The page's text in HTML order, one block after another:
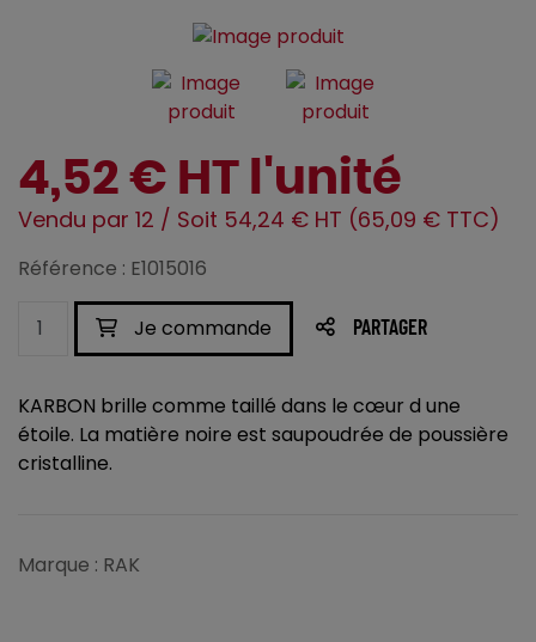
4,52 € HT l'unité
Vendu par 12 / Soit 54,24 € HT (65,09 € TTC)
Référence : E1015016
Je commande PARTAGER
KARBON brille comme taillé dans le cœur d une
étoile. La matière noire est saupoudrée de poussière
cristalline.
Marque : RAK